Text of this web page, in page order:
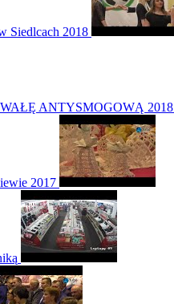
Siedlcach 2018
ANTYSMOGOWĄ 2018
2017